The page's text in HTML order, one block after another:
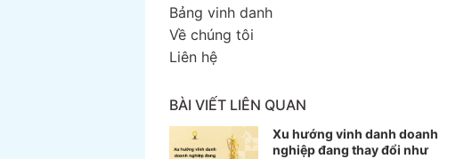
Bảng vinh danh
Về chúng tôi
Liên hệ
BÀI VIẾT LIÊN QUAN
Xu hướng vinh danh doanh
nghiệp đang thay đổi như